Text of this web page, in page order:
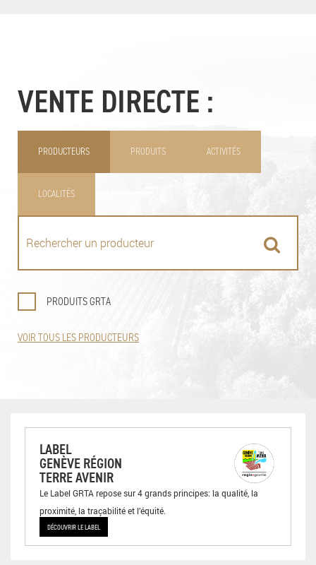
VENTE DIRECTE :
PRODUCTEURS PRODUITS ACTIVITÉS
LOCALITÉS
PRODUITS GRTA
VOIR TOUS LES PRODUCTEURS
LABEL
GENÈVE RÉGION
TERRE AVENIR
Le Label GRTA repose sur 4 grands principes: la qualité, la
proximité, la traçabilité et l’équité.
DÉCOUVRIR LE LABEL